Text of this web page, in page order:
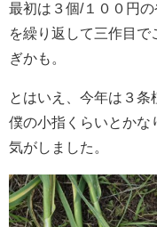
最初は３個/１００円
を繰り返して三作目
ぎかも。
とはいえ、今年は３
僕の小指くらいとかな
気がしました。